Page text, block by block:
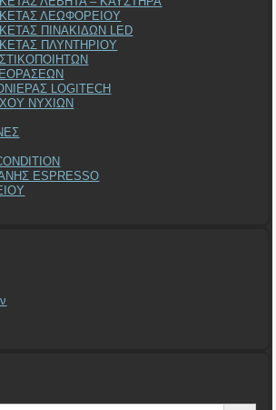
ΛΕΩΦΟΡΕΙΟΥ
ΠΙΝΑΚΙΔΩΝ LED
ΠΛΥΝΤΗΡΙΟΥ
LOGITECH
ΝΥΧΙΩΝ
ESPRESSO
Search Button